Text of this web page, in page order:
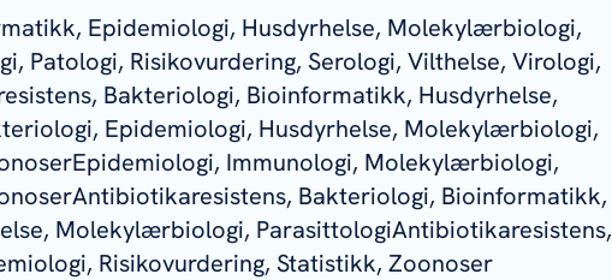
Epidemiologi, Husdyrhelse, Molekylærbiologi,
Patologi, Risikovurdering, Serologi, Vilthelse, Virologi,
Bakteriologi, Bioinformatikk, Husdyrhelse,
Epidemiologi, Husdyrhelse, Molekylærbiologi,
Immunologi, Molekylærbiologi,
Bakteriologi, Bioinformatikk,
Molekylærbiologi, ParasittologiAntibiotikaresistens,
Risikovurdering, Statistikk, Zoonoser